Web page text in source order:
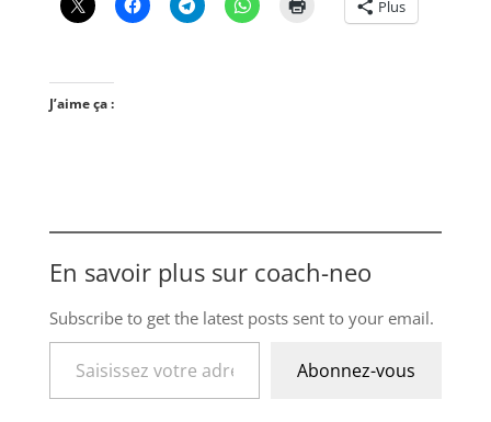
Plus
J’aime ça :
En savoir plus sur coach-neo
Subscribe to get the latest posts sent to your email.
Saisissez votre adresse e-mail…
Abonnez-vous